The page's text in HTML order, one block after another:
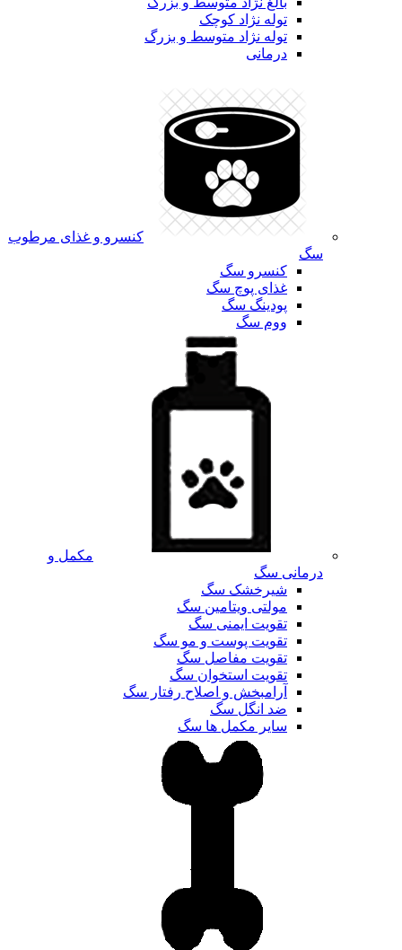
توله نژاد کوچک
توله نژاد متوسط و بزرگ
درمانی
کنسرو و غذای مرطوب
سگ
کنسرو سگ
غذای پوچ سگ
پودینگ سگ
ووم سگ
مکمل و
درمانی سگ
شیرخشک سگ
مولتی ویتامین سگ
تقویت ایمنی سگ
تقویت پوست و مو سگ
تقویت مفاصل سگ
تقویت استخوان سگ
آرامبخش و اصلاح رفتار سگ
ضد انگل سگ
سایر مکمل ها سگ